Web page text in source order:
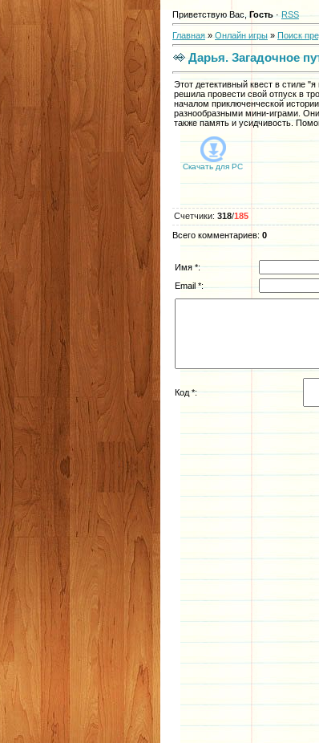
Приветствую Вас Гость · RSS
Главная»Онлайн игры » Поиск
Дарья. Загадочное
Этот детективный квест в стиле
решила провести свой отпуск в
началом приключенческой
разнообразными мини-играми.
также память и усидчивость.
Скачать для PC
Счетчики: 318/185
Всего комментариев: 0
Имя *:
Email *:
Код *: